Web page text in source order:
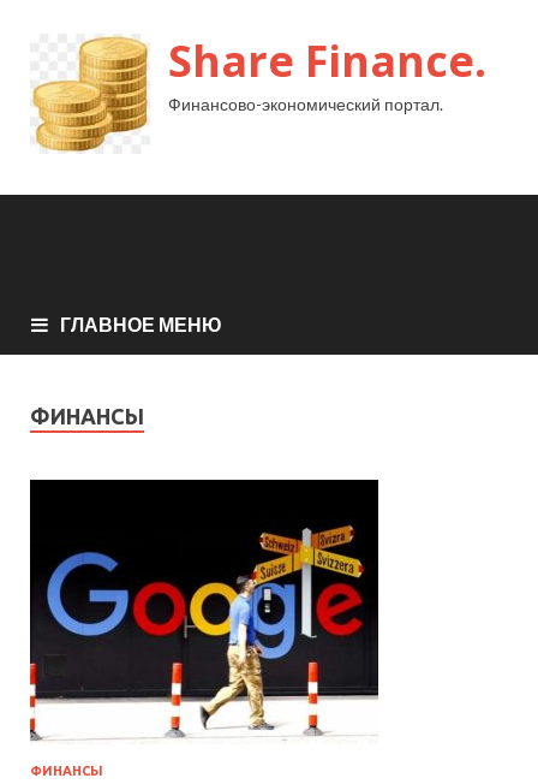
Share Finance.
Финансово-экономический портал.
ГЛАВНОЕ МЕНЮ
ФИНАНСЫ
ФИНАНСЫ